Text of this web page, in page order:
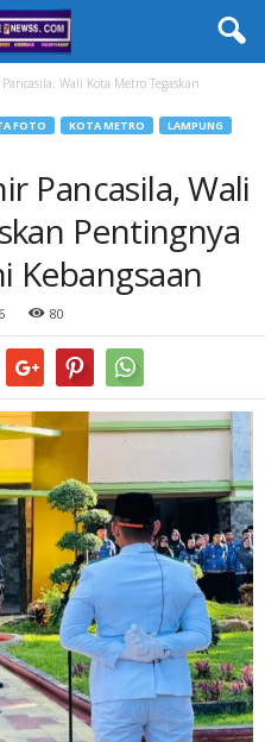
Wali Kota Metro Tegaskan
FOTO KOTA METRO
LAMPUNG
Pancasila, Wali
Pentingnya
Kebangsaan
80